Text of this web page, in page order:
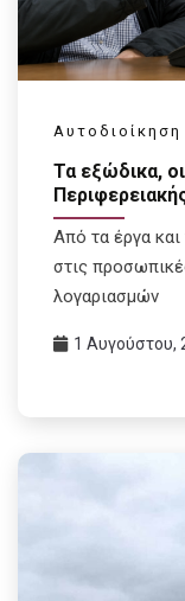
Αυτοδιοίκηση
Τα εξώδικα,
Από τα έργα
στις
λογαριασμών
1 Αυγούστου,